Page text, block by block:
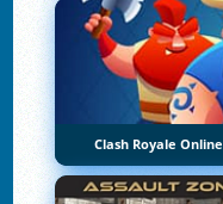
Clash Royale Online